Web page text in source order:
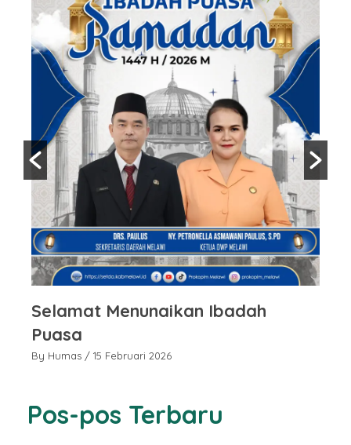
Selamat Menunaikan Ibadah
Puasa
By Humas / 15 Februari 2026
Pos-pos Terbaru